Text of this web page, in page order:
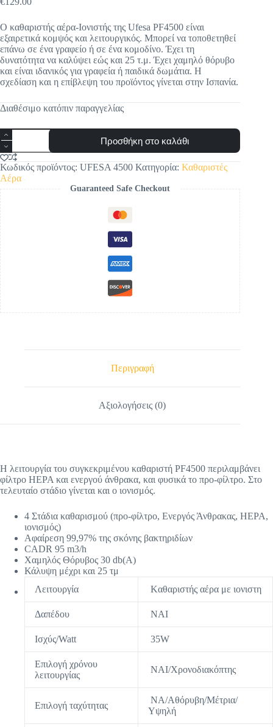
Ο καθαριστής αέρα-Ιονιστής της Ufesa PF4500 είναι
εξαιρετικά κομψός και λειτουργικός. Μπορεί να τοποθετηθεί
επάνω σε ένα γραφείο ή σε ένα κομοδίνο. Έχει τη
δυνατότητα να καλύψει εώς και 25 τ.μ. Έχει χαμηλό θόρυβο
και είναι ιδανικός για γραφεία ή παιδικά δωμάτια. Η
σχεδίαση και η επίβλεψη του προϊόντος γίνεται στην Ισπανία.
Διαθέσιμο κατόπιν παραγγελίας
Ufesa
Καθαριστής
Αέρα
(Air
Purifier,
Ιονιστής)
PF4500
ποσότητα
Προσθήκη στο καλάθι
Κωδικός προϊόντος: UFESA 4500 Κατηγορία: Καθαριστές
Αέρα
Guaranteed Safe Checkout
Περιγραφή
Αξιολογήσεις (0)
Η λειτουργία του συγκεκριμένου καθαριστή PF4500 περιλαμβάνει
φίλτρο HEPA και ενεργού άνθρακα, και φυσικά το προ-φίλτρο. Στο
τελευταίο στάδιο γίνεται και ο ιονισμός.
4 Στάδια καθαρισμού (προ-φίλτρο, Ενεργός Άνθρακας, HEPA,
ιονισμός)
Αφαίρεση 99,97% της σκόνης βακτηριδίων
CADR 95 m3/h
Χαμηλός Θόρυβος 30 db(A)
Κάλυψη μέχρι και 25 τμ
Λειτουργία
Kαθαριστής αέρα με ιονιστη
Δαπέδου ΝΑΙ
Ισχύς/Watt 35W
Επιλογή χρόνου
λειτουργίας
ΝΑΙ/Χρονοδιακόπτης
Επιλογή ταχύτητας
ΝΑ/Αθόρυβη/Μέτρια/
Υψηλή